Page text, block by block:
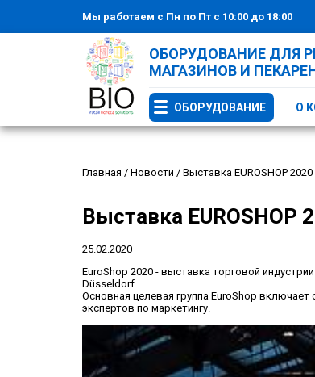
Мы работаем с Пн по Пт с 10:00 до 18:00
ОБОРУДОВАНИЕ ДЛЯ
МАГАЗИНОВ И
ОБОРУДОВАНИЕ О
Главная / Новости / Выставка EUROSHOP 2020
Выставка EUROSHOP
25.02.2020
EuroShop 2020 - выставка торговой
Düsseldorf.
Основная целевая группа EuroShop
экспертов по маркетингу.